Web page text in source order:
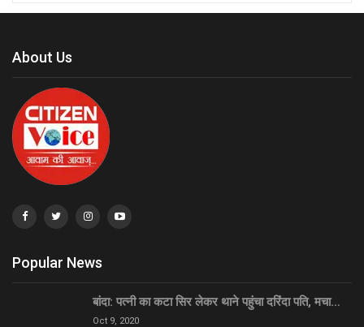
About Us
Popular News
बांदा: पत्नी का कटा सिर लेकर थाने पहुंचा दरिंदा पति, मचा…
Oct 9, 2020